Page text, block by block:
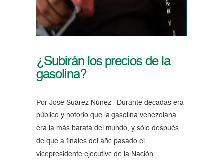
¿Subirán los precios de la
gasolina?
Por José Suárez Núñez Durante décadas era
público y notorio que la gasolina venezolana
era la más barata del mundo, y sólo después
de que a finales del año pasado el
vicepresidente ejecutivo de la Nación